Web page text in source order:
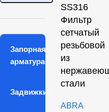
Запорная
арматура
Задвижки
SS316
Фильтр
сетчатый
резьбовой
из
стали
ABRA